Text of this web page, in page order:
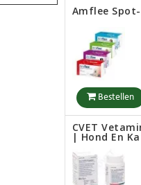
Sweetwater
Bestellen
Low Port Bit
Amflee
Bestellen
CVET
| Hond En